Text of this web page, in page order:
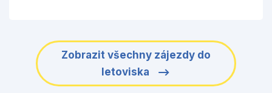
Zobrazit všechny zájezdy do
letoviska